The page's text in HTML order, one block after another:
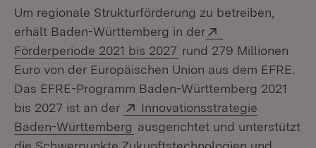
Um regionale Strukturförderung zu betreiben,
erhält Baden-Württemberg in der
Förderperiode 2021 bis 2027 (Öffnet in neuem
rund 279 Millionen
Euro von der Europäischen Union aus dem EFRE.
Das EFRE-Programm Baden-Württemberg 2021
bis 2027 ist an der
Extern:
Innovationsstrategie
Baden-Württemberg (Öffnet in neuem Fenster)
ausgerichtet und unterstützt